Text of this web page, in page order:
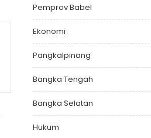
Pemprov Babel
Ekonomi
Pangkalpinang
Bangka Tengah
Bangka Selatan
Hukum